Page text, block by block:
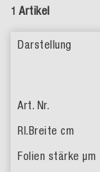
1 Artikel